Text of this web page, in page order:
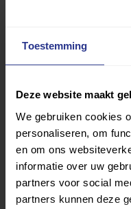
Toestemming
Deze website maakt
We gebruiken cookies
personaliseren, om
en om ons
informatie over uw
partners voor social
partners kunnen deze
Van atletiek tot
Met meer dan 4250